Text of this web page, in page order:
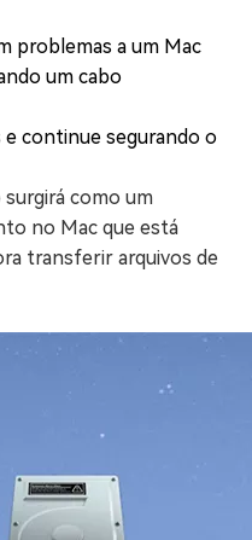
problemas a um Mac
um cabo
continue segurando o
como um
no Mac que está
transferir arquivos de